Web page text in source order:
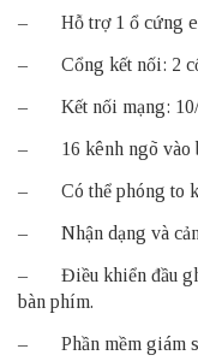
– Hỗ trợ 1 ổ cứng
– Cổng kết nối: 2
– Kết nối mạng: 10/
– 16 kênh ngõ vào
– Có thể phóng to
– Nhận dạng và
– Điều khiển đầu ghi
bàn phím.
– Phần mềm giám